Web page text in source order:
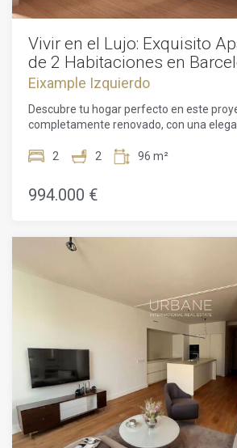
Vivir en el Lujo: Exquisito
de 2 Habitaciones en
Eixample Izquierdo
Descubre tu hogar perfecto en este
completamente renovado, con una
en cada rincón.Bienvenido a este
Con un plano de planta de 96m² y una
de 72m², esta propiedad ofrece un
las 24 horas, un ascensor para facilitar el
hermosos suelos de parquet en todo el
inunda el interior, creando una
acogedora. El apartamento ha sido
gusto, mostrando techos altos, paredes
y acabados de lujo. Mantente cómodo
con los sistemas de aire acondicionado
sala de estar-comedor de planta abierta
moderna brindan el espacio perfecto
crear delicias culinarias. En la zona de
dos dormitorios bien equipados y un
en uno de los barrios más exclusivos de
propiedad ofrece no solo un lugar
2 2 96 m²
994.000 €